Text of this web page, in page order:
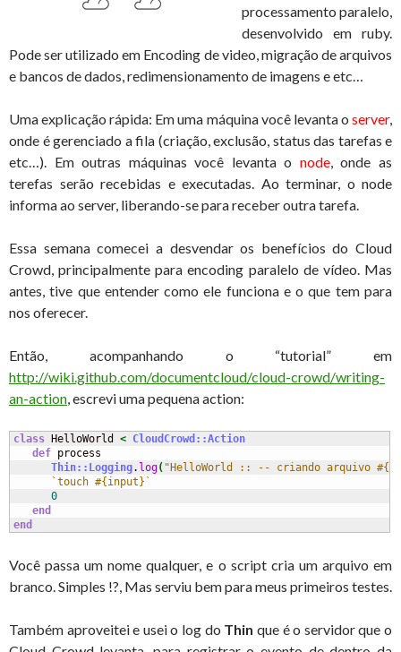
processamento paralelo,
desenvolvido em ruby.
Pode ser utilizado em Encoding de video, migração de arquivos
e bancos de dados, redimensionamento de imagens e etc…
Uma explicação rápida: Em uma máquina você levanta o server,
onde é gerenciado a fila (criação, exclusão, status das tarefas e
etc…). Em outras máquinas você levanta o node, onde as
terefas serão recebidas e executadas. Ao terminar, o node
informa ao server, liberando-se para receber outra tarefa.
Essa semana comecei a desvendar os benefícios do Cloud
Crowd, principalmente para encoding paralelo de vídeo. Mas
antes, tive que entender como ele funciona e o que tem para
nos oferecer.
Então, acompanhando o “tutorial” em
http://wiki.github.com/documentcloud/cloud-crowd/writing-
an-action, escrevi uma pequena action:
class HelloWorld < CloudCrowd::Action
def process
Thin::Logging. log( "HelloWorld :: -- criando arquivo
`touch #{input}`
0
end
end
Você passa um nome qualquer, e o script cria um arquivo em
branco. Simples !?, Mas serviu bem para meus primeiros testes.
Também aproveitei e usei o log do Thin que é o servidor que o